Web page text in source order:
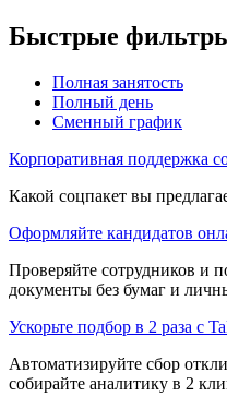
Быстрые
Полная занятость
Полный день
Сменный график
Корпоративная поддержка
Какой соцпакет вы
Оформляйте кандидатов
Проверяйте сотрудников и
документы без бумаг и
Ускорьте подбор в 2 раза с
Автоматизируйте сбор
собирайте аналитику в 2